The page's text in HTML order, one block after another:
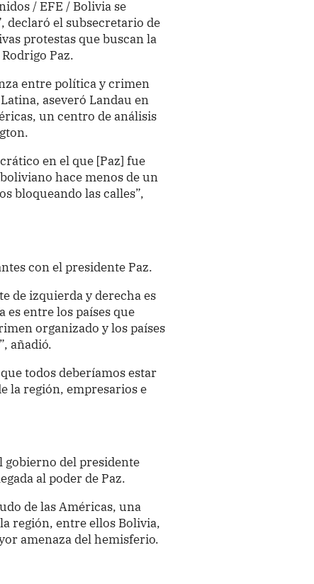
/ EFE / Bolivia se
declaró el subsecretario de
protestas que buscan la
Paz.
entre política y crimen
aseveró Landau en
un centro de análisis
en el que [Paz] fue
hace menos de un
bloqueando las calles”,
con el presidente Paz.
de izquierda y derecha es
entre los países que
organizado y los países
añadió.
todos deberíamos estar
la región, empresarios e
gobierno del presidente
al poder de Paz.
de las Américas, una
región, entre ellos Bolivia,
amenaza del hemisferio.